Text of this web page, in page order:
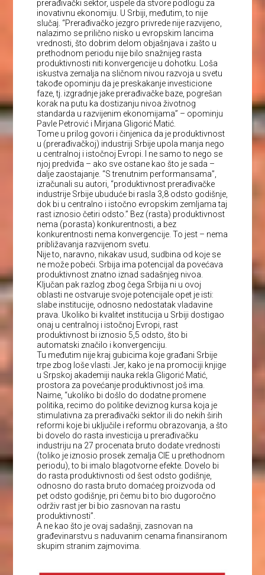
prerađivački sektor, uspele da stvore podlogu za
inovativnu ekonomiju. U Srbiji, međutim, to nije
slučaj. “Prerađivačko jezgro privrede nije razvijeno,
nalazimo se prilično nisko u evropskim lancima
vrednosti, što dobrim delom objašnjava i zašto u
prethodnom periodu nije bilo snažnijeg rasta
produktivnosti niti konvergencije u dohotku. Loša
iskustva zemalja na sličnom nivou razvoja u svetu
takođe opominju da je preskakanje investicione
faze, tj. izgradnje jake prerađivačke baze, pogrešan
korak na putu ka dostizanju nivoa životnog
standarda u razvijenim ekonomijama” – opominju
Pavle Petrović i Mirjana Gligorić Matić.
Tome u prilog govori i činjenica da je produktivnost
u (prerađivačkoj) industriji Srbije upola manja nego
u centralnoj i istočnoj Evropi. I ne samo to nego se
njoj predviđa – ako sve ostane kao što je sada –
dalje zaostajanje. “S trenutnim performansama”,
izračunali su autori, “produktivnost prerađivačke
industrije Srbije ubuduće bi rasla 3,8 odsto godišnje,
dok bi u centralno i istočno evropskim zemljama taj
rast iznosio četiri odsto.” Bez (rasta) produktivnost
nema (porasta) konkurentnosti, a bez
konkurentnosti nema konvergencije. To jest – nema
približavanja razvijenom svetu.
Nije to, naravno, nikakav usud, sudbina od koje se
ne može pobeći. Srbija ima potencijal da povećava
produktivnost znatno iznad sadašnjeg nivoa.
Ključan pak razlog zbog čega Srbija ni u ovoj
oblasti ne ostvaruje svoje potencijale opet je isti:
slabe institucije, odnosno nedostatak vladavine
prava. Ukoliko bi kvalitet institucija u Srbiji dostigao
onaj u centralnoj i istočnoj Evropi, rast
produktivnost bi iznosio 5,5 odsto, što bi
automatski značilo i konvergenciju.
Tu međutim nije kraj gubicima koje građani Srbije
trpe zbog loše vlasti. Jer, kako je na promociji knjige
u Srpskoj akademiji nauka rekla Gligorić Matić,
prostora za povećanje produktivnost još ima.
Naime, “ukoliko bi došlo do dodatne promene
politika, recimo do politike deviznog kursa koja je
stimulativna za prerađivački sektor ili do nekih širih
reformi koje bi uključile i reformu obrazovanja, a što
bi dovelo do rasta investicija u prerađivačku
industriju na 27 procenata bruto dodate vrednosti
(toliko je iznosio prosek zemalja CIE u prethodnom
periodu), to bi imalo blagotvorne efekte. Dovelo bi
do rasta produktivnosti od šest odsto godišnje,
odnosno do rasta bruto domaćeg proizvoda od
pet odsto godišnje, pri čemu bi to bio dugoročno
održiv rast jer bi bio zasnovan na rastu
produktivnosti”.
A ne kao što je ovaj sadašnji, zasnovan na
građevinarstvu s naduvanim cenama finansiranom
skupim stranim zajmovima.